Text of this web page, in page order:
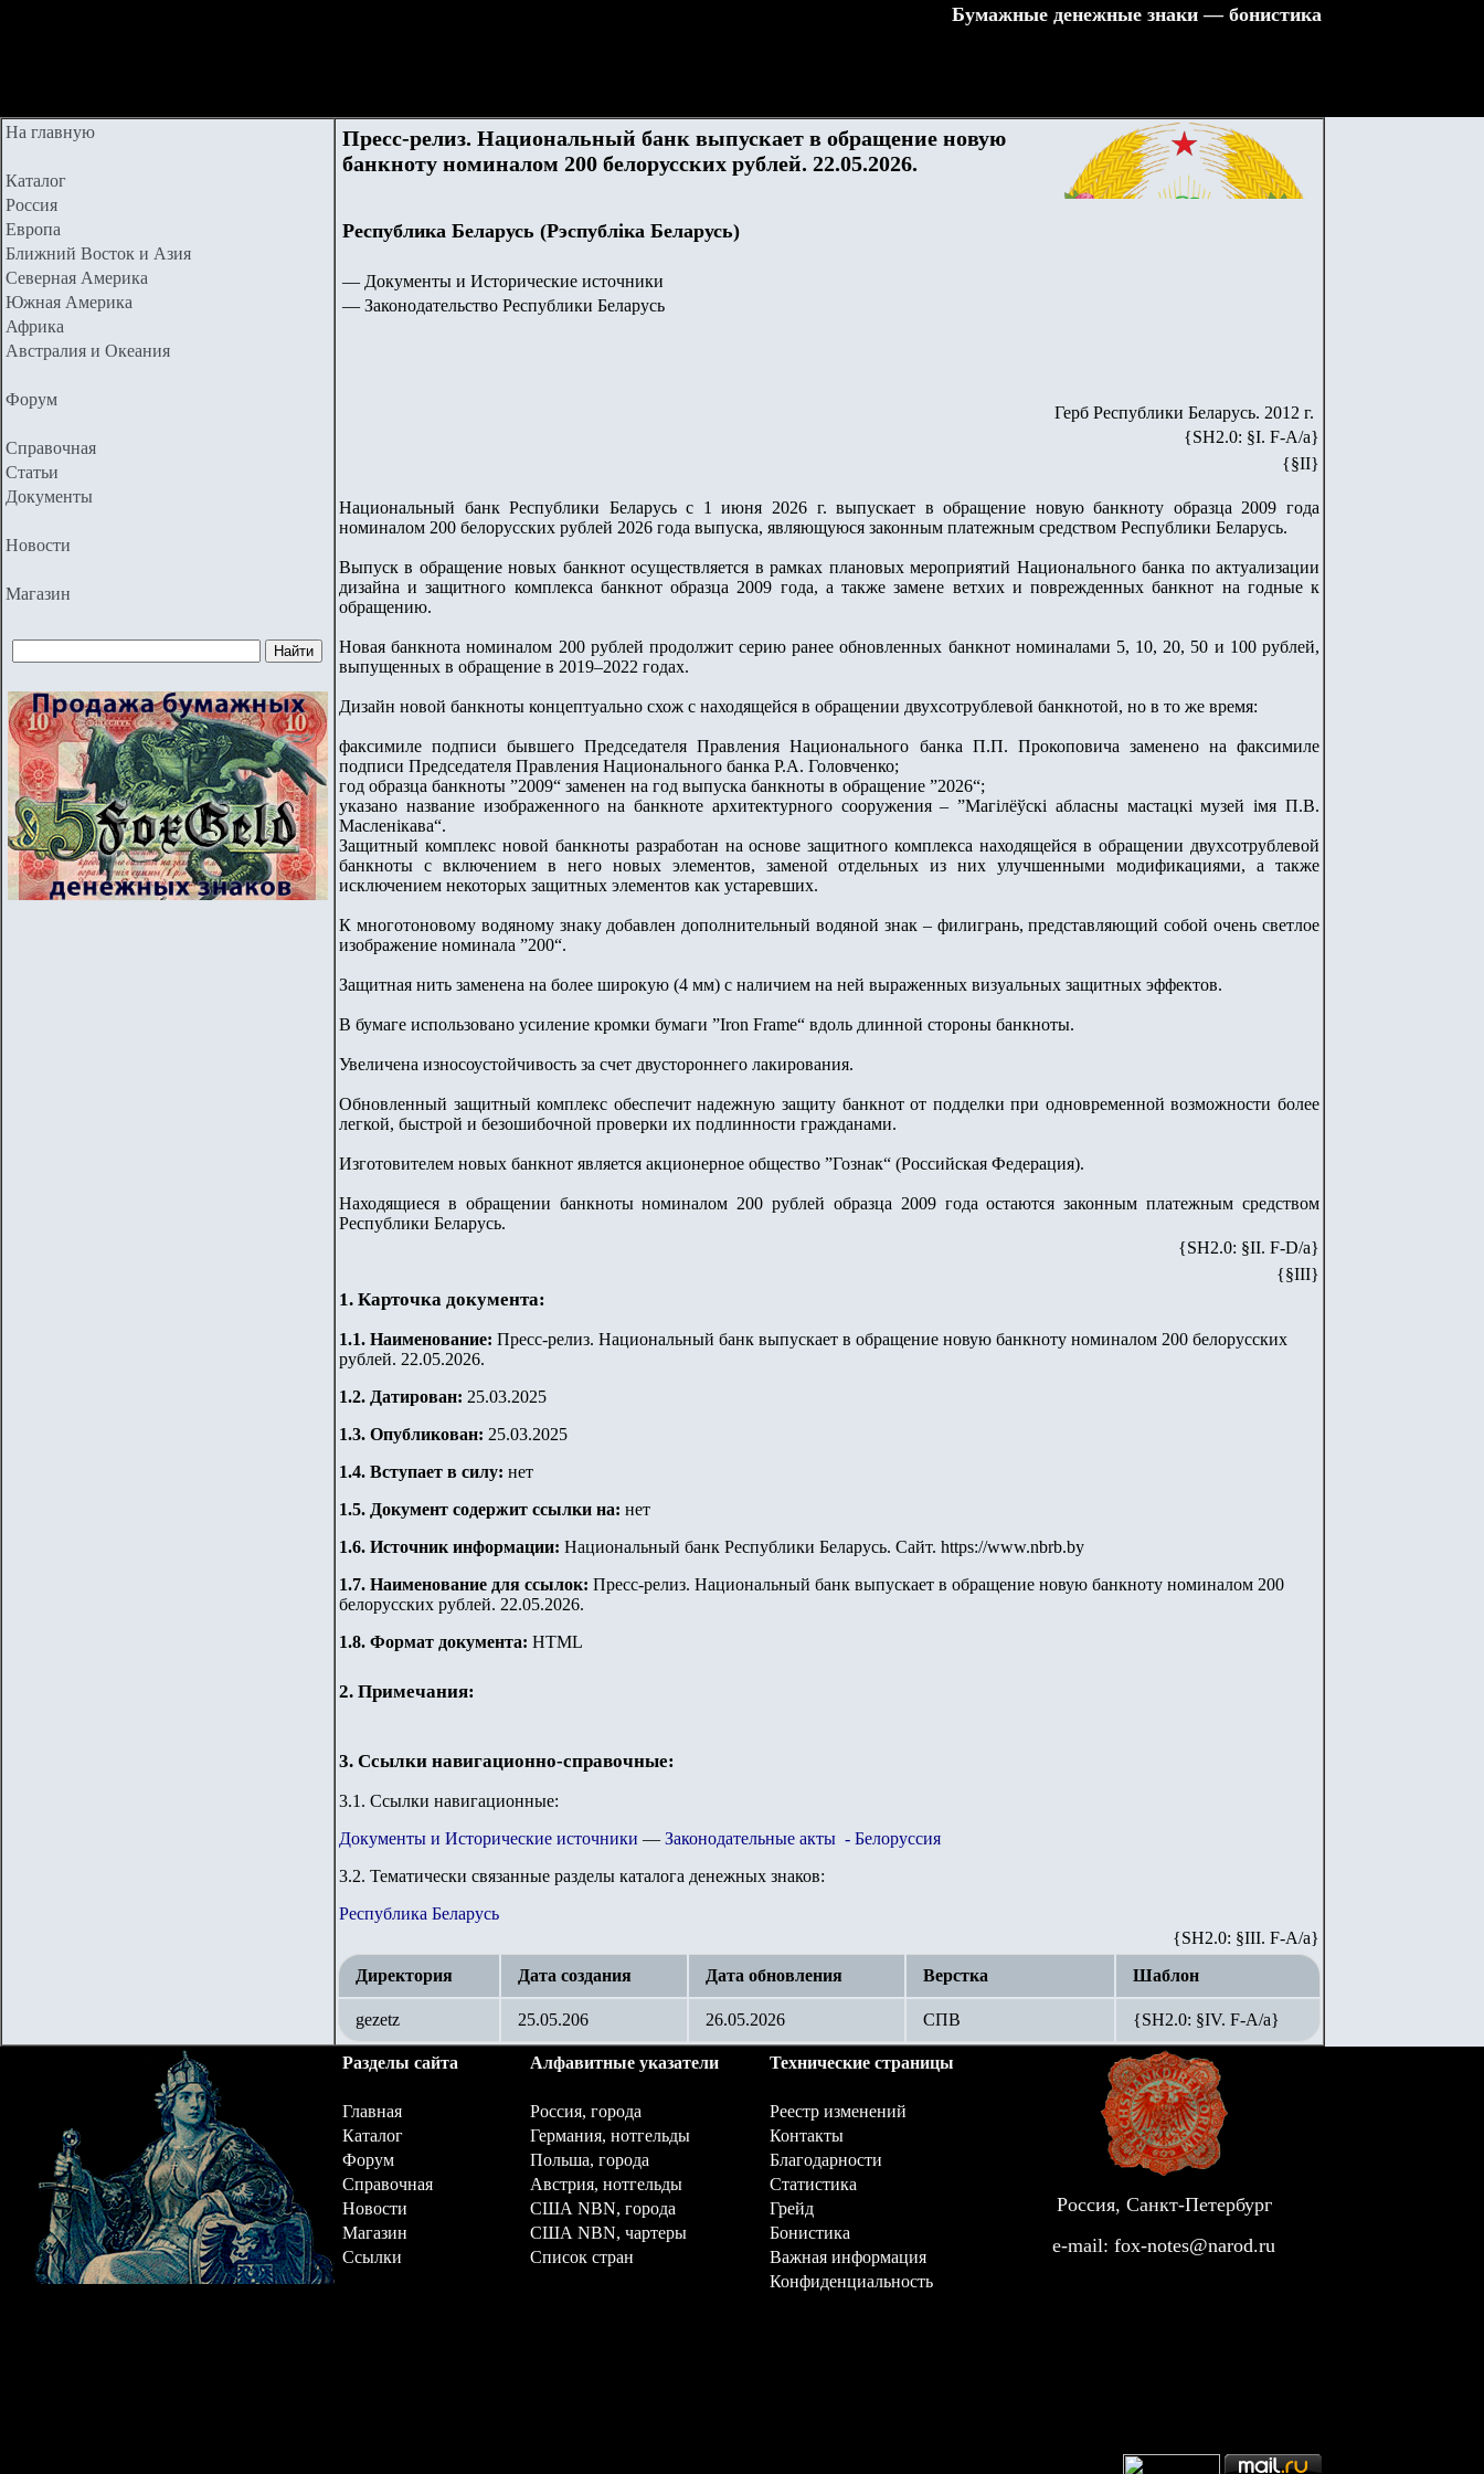
Бумажные денежные знаки — бонистика
На главную
Каталог
Россия
Европа
Ближний Восток и Азия
Северная Америка
Южная Америка
Африка
Австралия и Океания
Форум
Справочная
Статьи
Документы
Новости
Магазин
Пресс-релиз. Национальный банк выпускает в обращение новую
банкноту номиналом 200 белорусских рублей. 22.05.2026.
Республика Беларусь (Рэспубліка Беларусь)
— Документы и Исторические источники
— Законодательство Республики Беларусь
Герб Республики Беларусь. 2012 г.
{SH2.0: §I. F-А/а}
{§II}
Национальный банк Республики Беларусь с 1 июня 2026 г. выпускает в обращение новую банкноту образца 2009 года
номиналом 200 белорусских рублей 2026 года выпуска, являющуюся законным платежным средством Республики Беларусь.
Выпуск в обращение новых банкнот осуществляется в рамках плановых мероприятий Национального банка по актуализации
дизайна и защитного комплекса банкнот образца 2009 года, а также замене ветхих и поврежденных банкнот на годные к
обращению.
Новая банкнота номиналом 200 рублей продолжит серию ранее обновленных банкнот номиналами 5, 10, 20, 50 и 100 рублей,
выпущенных в обращение в 2019–2022 годах.
Дизайн новой банкноты концептуально схож с находящейся в обращении двухсотрублевой банкнотой, но в то же время:
факсимиле подписи бывшего Председателя Правления Национального банка П.П. Прокоповича заменено на факсимиле
подписи Председателя Правления Национального банка Р.А. Головченко;
год образца банкноты ”2009“ заменен на год выпуска банкноты в обращение ”2026“;
указано название изображенного на банкноте архитектурного сооружения – ”Магілёўскі абласны мастацкі музей імя П.В.
Масленікава“.
Защитный комплекс новой банкноты разработан на основе защитного комплекса находящейся в обращении двухсотрублевой
банкноты с включением в него новых элементов, заменой отдельных из них улучшенными модификациями, а также
исключением некоторых защитных элементов как устаревших.
К многотоновому водяному знаку добавлен дополнительный водяной знак – филигрань, представляющий собой очень светлое
изображение номинала ”200“.
Защитная нить заменена на более широкую (4 мм) с наличием на ней выраженных визуальных защитных эффектов.
В бумаге использовано усиление кромки бумаги ”Iron Frame“ вдоль длинной стороны банкноты.
Увеличена износоустойчивость за счет двустороннего лакирования.
Обновленный защитный комплекс обеспечит надежную защиту банкнот от подделки при одновременной возможности более
легкой, быстрой и безошибочной проверки их подлинности гражданами.
Изготовителем новых банкнот является акционерное общество ”Гознак“ (Российская Федерация).
Находящиеся в обращении банкноты номиналом 200 рублей образца 2009 года остаются законным платежным средством
Республики Беларусь.
{SH2.0: §II. F-D/а}
{§III}
1. Карточка документа:
1.1. Наименование: Пресс-релиз. Национальный банк выпускает в обращение новую банкноту номиналом 200 белорусских
рублей. 22.05.2026.
1.2. Датирован: 25.03.2025
1.3. Опубликован: 25.03.2025
1.4. Вступает в силу: нет
1.5. Документ содержит ссылки на: нет
1.6. Источник информации: Национальный банк Республики Беларусь. Сайт. https://www.nbrb.by
1.7. Наименование для ссылок: Пресс-релиз. Национальный банк выпускает в обращение новую банкноту номиналом 200
белорусских рублей. 22.05.2026.
1.8. Формат документа: HTML
2. Примечания:
3. Ссылки навигационно-справочные:
3.1. Ссылки навигационные:
Документы и Исторические источники — Законодательные акты - Белоруссия
3.2. Тематически связанные разделы каталога денежных знаков:
Республика Беларусь
{SH2.0: §III. F-A/а}
Директория
Дата создания Дата обновления Верстка Шаблон
gezetz 25.05.206 26.05.2026 СПВ {SH2.0: §IV. F-А/а}
Разделы сайта Алфавитные указатели Технические страницы
Главная Россия, города
Реестр изменений
Каталог
Германия, нотгельды
Контакты
Форум
Польша, города
Благодарности
Справочная
Австрия, нотгельды
Статистика
Новости
США NBN, города
Грейд
Магазин
США NBN, чартеры
Бонистика
Ссылки
Список стран
Важная информация
Конфиденциальность
Россия, Санкт-Петербург
e-mail: fox-notes@narod.ru